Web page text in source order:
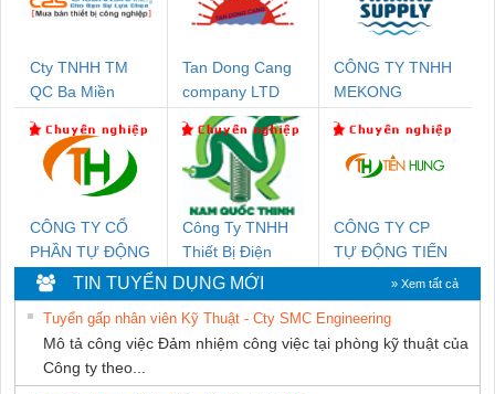
Cty TNHH TM
QC Ba Miền
Tan Dong Cang
company LTD
CÔNG TY TNHH
MEKONG
SUPPLY
CÔNG TY CỔ
PHẦN TỰ ĐỘNG
TIẾN HƯNG
Công Ty TNHH
Thiết Bị Điện
Nam Quốc Thịnh
CÔNG TY CP
TỰ ĐỘNG TIẾN
TIN TUYỂN DỤNG MỚI » Xem tất cả
Tuyển gấp nhân viên Kỹ Thuật - Cty SMC Engineering
Mô tả công việc Đảm nhiệm công việc tại phòng kỹ thuật của
Công ty theo...